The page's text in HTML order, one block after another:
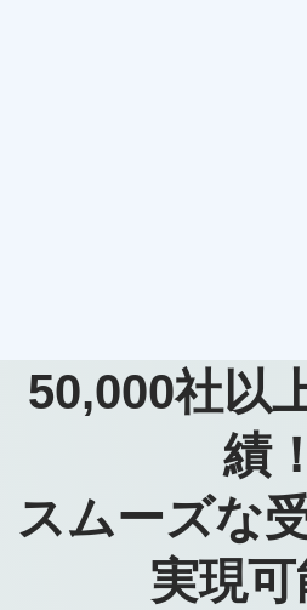
50,000社以
績！
スムーズな
実現可